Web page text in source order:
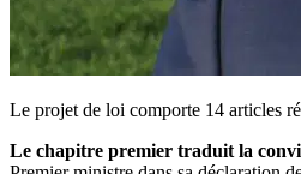
Le projet de loi comporte 14 articles
Le chapitre premier traduit la